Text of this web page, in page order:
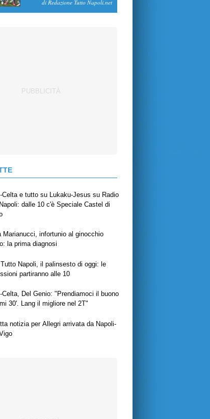
BRUYNE NEGA LA
di Redazione Tutto Napoli.net
Celta e tutto su Lukaku-Jesus su Radio
dalle 10 c'è Speciale Castel di
Marianucci, infortunio al ginocchio
la prima diagnosi
Napoli, il palinsesto di oggi: le
partiranno alle 10
Celta, Del Genio: "Prendiamoci il buono
30'. Lang il migliore nel 2T"
notizia per Allegri arrivata da Napoli-